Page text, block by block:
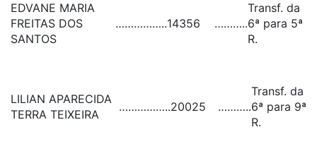
EDVANE MARIA
FREITAS DOS
SANTOS
……………..14356 ………..
Transf. da
6ª para 5ª
R.
LILIAN APARECIDA
TERRA TEIXEIRA
……………..20025 ………..
Transf. da
6ª para 9ª
R.